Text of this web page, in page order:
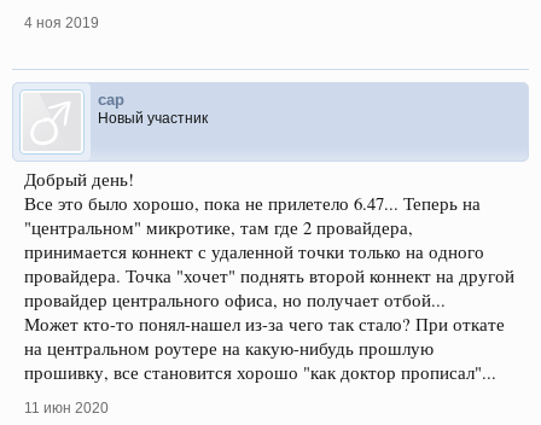
4 ноя 2019
cap
Новый участник
Добрый день!
Все это было хорошо, пока не прилетело 6.47... Теперь на
"центральном" микротике, там где 2 провайдера,
принимается коннект с удаленной точки только на одного
провайдера. Точка "хочет" поднять второй коннект на другой
провайдер центрального офиса, но получает отбой...
Может кто-то понял-нашел из-за чего так стало? При откате
на центральном роутере на какую-нибудь прошлую
прошивку, все становится хорошо "как доктор прописал"...
11 июн 2020